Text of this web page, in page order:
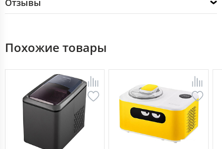
Отзывы
Похожие товары